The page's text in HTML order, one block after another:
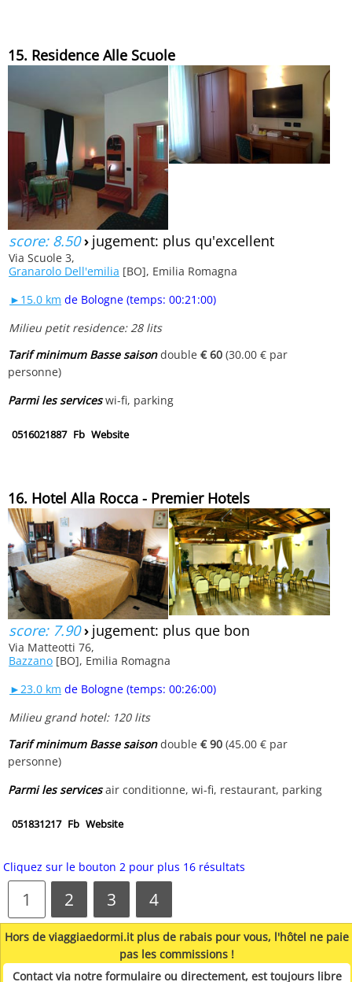
15. Residence Alle Scuole
score: 8.50› jugement: plus qu'excellent
Via Scuole 3,
Granarolo Dell'emilia [BO], Emilia Romagna
►15.0 km de Bologne (temps: 00:21:00)
Milieu petit residence: 28 lits
Tarif minimum Basse saisondouble€ 60 (30.00 € par
personne)
Parmi les serviceswi-fi, parking
0516021887 Fb Website
16. Hotel Alla Rocca - Premier Hotels
score: 7.90› jugement: plus que bon
Via Matteotti 76,
Bazzano [BO], Emilia Romagna
►23.0 km de Bologne (temps: 00:26:00)
Milieu grand hotel: 120 lits
Tarif minimum Basse saisondouble€ 90 (45.00 € par
personne)
Parmi les servicesair conditionne, wi-fi, restaurant, parking
051831217 Fb Website
Cliquez sur le bouton 2 pour plus 16 résultats
1 2 3 4
Hors de viaggiaedormi.it plus de rabais pour vous, l'hôtel ne paie
pas les commissions !
Contact via notre formulaire ou directement, est toujours libre